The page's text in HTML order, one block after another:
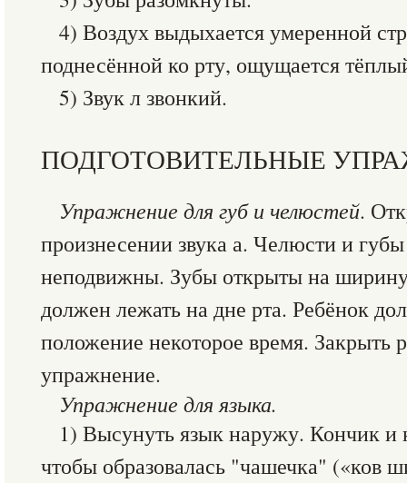
4) Воздух выдыхается умеренной
поднесённой ко рту, ощущается
5) Звук л звонкий.
ПОДГОТОВИТЕЛЬНЫЕ
Упражнение для губ и челюстей.
произнесении звука а. Челюсти и
неподвижны. Зубы открыты на
должен лежать на дне рта. Ребёнок
положение некоторое время. Закрыть
упражнение.
Упражнение для языка.
1) Высунуть язык наружу. Кончик и
чтобы образовалась "чашечка" («ков